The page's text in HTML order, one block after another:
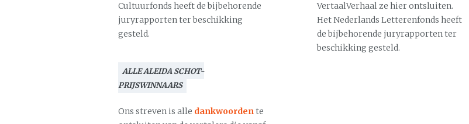
Cultuurfonds heeft de bijbehorende
juryrapporten ter beschikking
gesteld.
ALLE ALEIDA SCHOT-
PRIJSWINNAARS
Ons streven is alle dankwoordente
VertaalVerhaal ze hier ontsluiten.
Het Nederlands Letterenfonds heeft
de bijbehorende juryrapporten ter
beschikking gesteld.